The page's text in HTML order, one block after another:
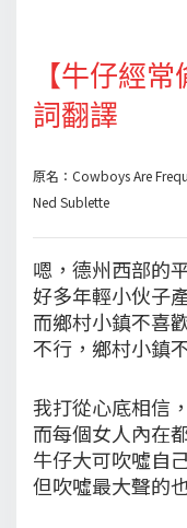
【牛仔經
詞翻譯
原名：Cowboys Are
Ned Sublette
嗯，德州西部的
好多年輕小伙子
而鄉村小鎮不喜
不行，鄉村小鎮
我打從心底相信
而每個女人內在
牛仔大可吹噓自
但吹噓最大聲的